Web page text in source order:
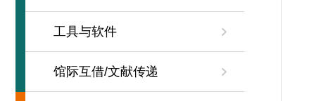
工具与软件
馆际互借/文献传递